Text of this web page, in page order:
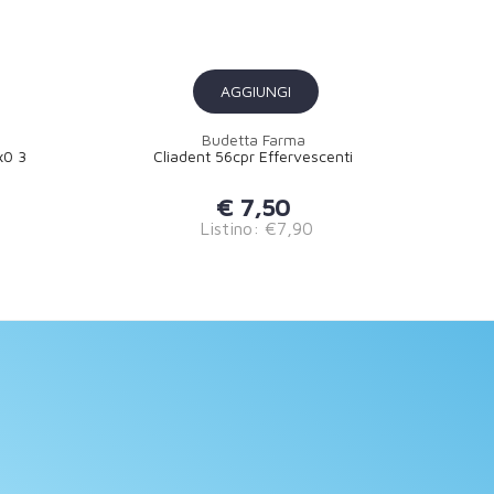
3
AGGIUNGI
Budetta Farma
Cliadent 56cpr Effervescenti
€ 7,50
Listino: €7,90